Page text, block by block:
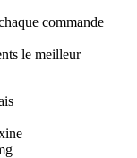
commande
le meilleur